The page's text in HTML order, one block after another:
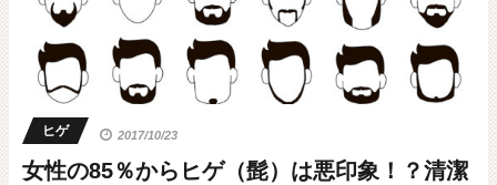
ヒゲ 2017/10/23
女性の85％からヒゲ（髭）は悪印象！？清潔